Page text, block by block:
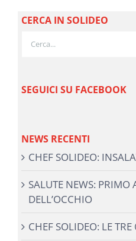
CERCA IN SOLIDEO
SEGUICI SU FACEBOOK
NEWS RECENTI
CHEF SOLIDEO:
SALUTE NEWS: PRIMO
DELL’OCCHIO
CHEF SOLIDEO: LE